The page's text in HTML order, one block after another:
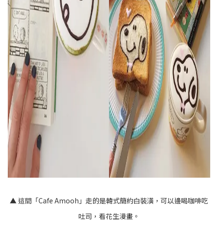
▲ 這間「Cafe Amooh」走的是韓式簡約白裝潢，可以邊喝咖啡吃
吐司，看花生漫畫。